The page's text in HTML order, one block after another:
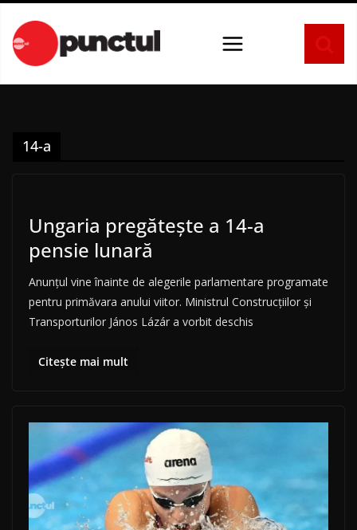
conținut
14-a
Ungaria pregătește a 14-a
pensie lunară
Anunțul vine înainte de alegerile parlamentare programate
pentru primăvara anului viitor. Ministrul Construcțiilor și
Transporturilor János Lázár a vorbit deschis
Citește mai mult